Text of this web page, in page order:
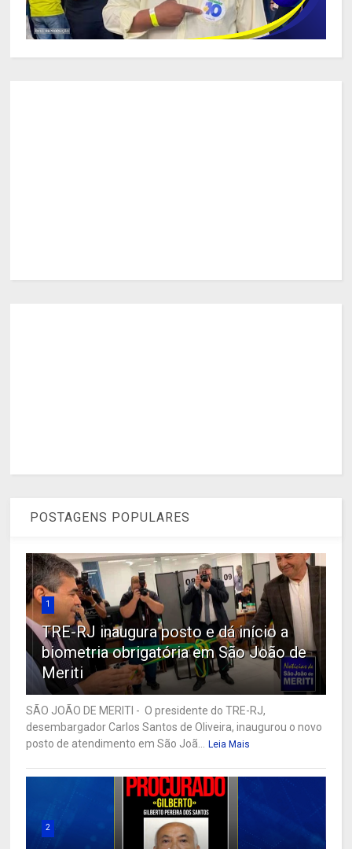
POSTAGENS POPULARES
1
TRE-RJ inaugura posto e dá início a
biometria obrigatória em São João de
Meriti
SÃO JOÃO DE MERITI - O presidente do TRE-RJ,
desembargador Carlos Santos de Oliveira, inaugurou o novo
posto de atendimento em São Joã... Leia Mais
2